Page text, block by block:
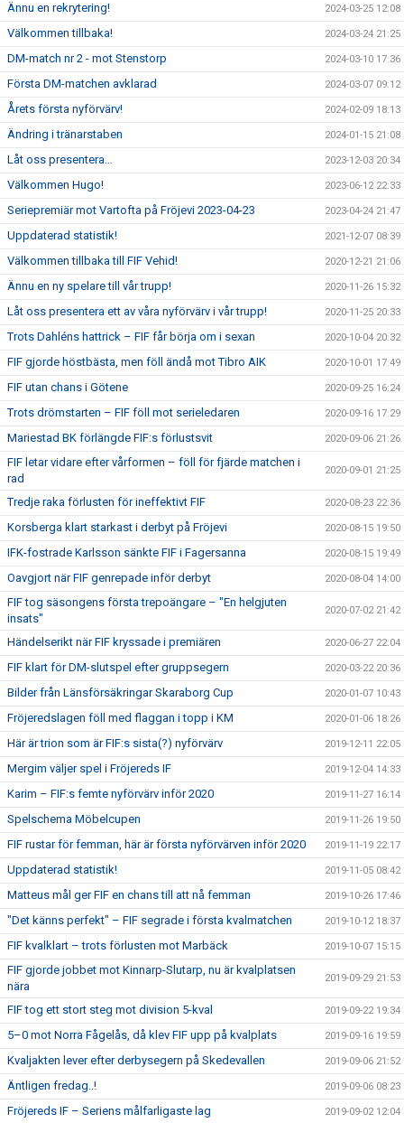
Ännu en rekrytering! 2024-03-25 12:08
Välkommen tillbaka! 2024-03-24 21:25
DM-match nr 2 - mot Stenstorp 2024-03-10 17:36
Första DM-matchen avklarad 2024-03-07 09:12
Årets första nyförvärv! 2024-02-09 18:13
Ändring i tränarstaben 2024-01-15 21:08
Låt oss presentera… 2023-12-03 20:34
Välkommen Hugo! 2023-06-12 22:33
Seriepremiär mot Vartofta på Fröjevi 2023-04-23 2023-04-24 21:47
Uppdaterad statistik! 2021-12-07 08:39
Välkommen tillbaka till FIF Vehid! 2020-12-21 21:06
Ännu en ny spelare till vår trupp! 2020-11-26 15:32
Låt oss presentera ett av våra nyförvärv i vår trupp! 2020-11-25 20:33
Trots Dahléns hattrick – FIF får börja om i sexan 2020-10-04 20:32
FIF gjorde höstbästa, men föll ändå mot Tibro AIK 2020-10-01 17:49
FIF utan chans i Götene 2020-09-25 16:24
Trots drömstarten – FIF föll mot serieledaren 2020-09-16 17:29
Mariestad BK förlängde FIF:s förlustsvit 2020-09-06 21:26
FIF letar vidare efter vårformen – föll för fjärde matchen i
rad
2020-09-01 21:25
Tredje raka förlusten för ineffektivt FIF 2020-08-23 22:36
Korsberga klart starkast i derbyt på Fröjevi 2020-08-15 19:50
IFK-fostrade Karlsson sänkte FIF i Fagersanna 2020-08-15 19:49
Oavgjort när FIF genrepade inför derbyt 2020-08-04 14:00
FIF tog säsongens första trepoängare – "En helgjuten
insats"
2020-07-02 21:42
Händelserikt när FIF kryssade i premiären 2020-06-27 22:04
FIF klart för DM-slutspel efter gruppsegern 2020-03-22 20:36
Bilder från Länsförsäkringar Skaraborg Cup 2020-01-07 10:43
Fröjeredslagen föll med flaggan i topp i KM 2020-01-06 18:26
Här är trion som är FIF:s sista(?) nyförvärv 2019-12-11 22:05
Mergim väljer spel i Fröjereds IF 2019-12-04 14:33
Karim – FIF:s femte nyförvärv inför 2020 2019-11-27 16:14
Spelschema Möbelcupen 2019-11-26 19:50
FIF rustar för femman, här är första nyförvärven inför 2020 2019-11-19 22:17
Uppdaterad statistik! 2019-11-05 08:42
Matteus mål ger FIF en chans till att nå femman 2019-10-26 17:46
"Det känns perfekt" – FIF segrade i första kvalmatchen 2019-10-12 18:37
FIF kvalklart – trots förlusten mot Marbäck 2019-10-07 15:15
FIF gjorde jobbet mot Kinnarp-Slutarp, nu är kvalplatsen
nära
2019-09-29 21:53
FIF tog ett stort steg mot division 5-kval 2019-09-22 19:34
5–0 mot Norra Fågelås, då klev FIF upp på kvalplats 2019-09-16 19:59
Kvaljakten lever efter derbysegern på Skedevallen 2019-09-06 21:52
Äntligen fredag..! 2019-09-06 08:23
Fröjereds IF – Seriens målfarligaste lag 2019-09-02 12:04